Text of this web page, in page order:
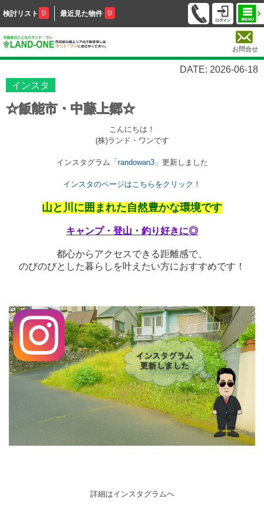
検討リスト 0 最近見た物件 0
お問合せ
DATE: 2026-06-18
インスタ
☆飯能市・中藤上郷☆
こんにちは！
(株)ランド・ワンです
インスタグラム 「randowan3」 更新しました
インスタのページはこちらをクリック！
山と川に囲まれた自然豊かな環境です
キャンプ・登山・釣り好きに◎
都心からアクセスできる距離感で、
のびのびとした暮らしを叶えたい方におすすめです！
詳細はインスタグラムへ